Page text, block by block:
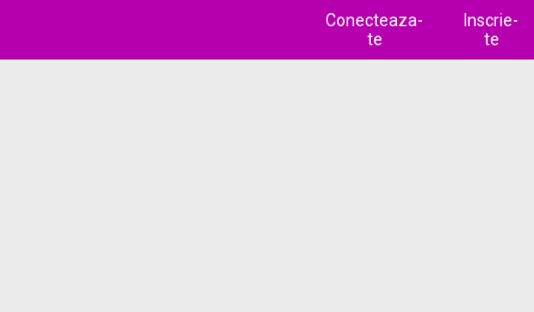
Conecteaza-
te
Inscrie-
te